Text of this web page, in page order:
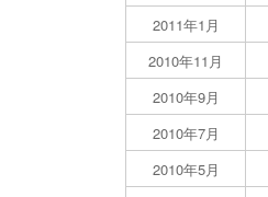
2011年1月
2010年11月
2010年9月
2010年7月
2010年5月